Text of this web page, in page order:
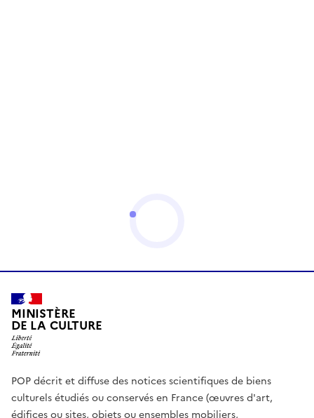
MINISTÈRE
DE LA CULTURE
POP décrit et diffuse des notices scientifiques de biens
culturels étudiés ou conservés en France (œuvres d'art,
édifices ou sites, objets ou ensembles mobiliers,